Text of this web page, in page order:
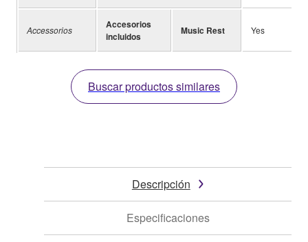
Accessorios
Accesorios
incluidos
Music Rest Yes
Buscar productos similares
Descripción
Especificaciones